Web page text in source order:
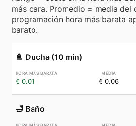
más cara. Promedio = media del
programación hora más barata
barato.
🚿 Ducha (10 min)
€ 0.01 € 0.06
🛁 Baño